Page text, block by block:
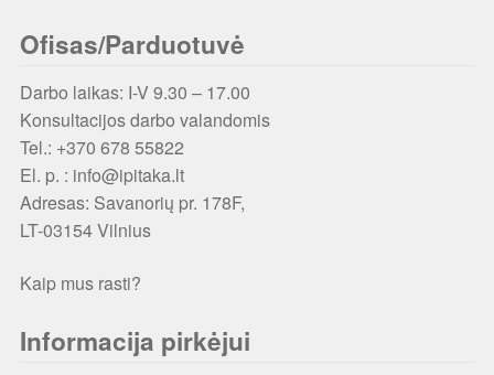
Ofisas/Parduotuvė
Darbo laikas: I-V 9.30 – 17.00
Konsultacijos darbo valandomis
Tel.: +370 678 55822
El. p. : info@ipitaka.lt
Adresas: Savanorių pr. 178F,
LT-03154 Vilnius
Kaip mus rasti?
Informacija pirkėjui